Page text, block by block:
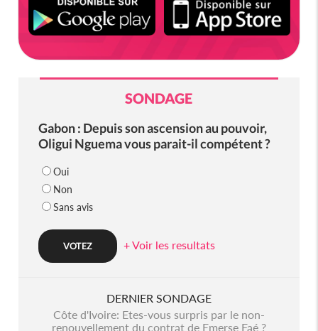
SONDAGE
Gabon : Depuis son ascension au pouvoir,
Oligui Nguema vous parait-il compétent ?
Oui
Non
Sans avis
+ Voir les resultats
DERNIER SONDAGE
Côte d'Ivoire: Etes-vous surpris par le non-
renouvellement du contrat de Emerse Faé ?